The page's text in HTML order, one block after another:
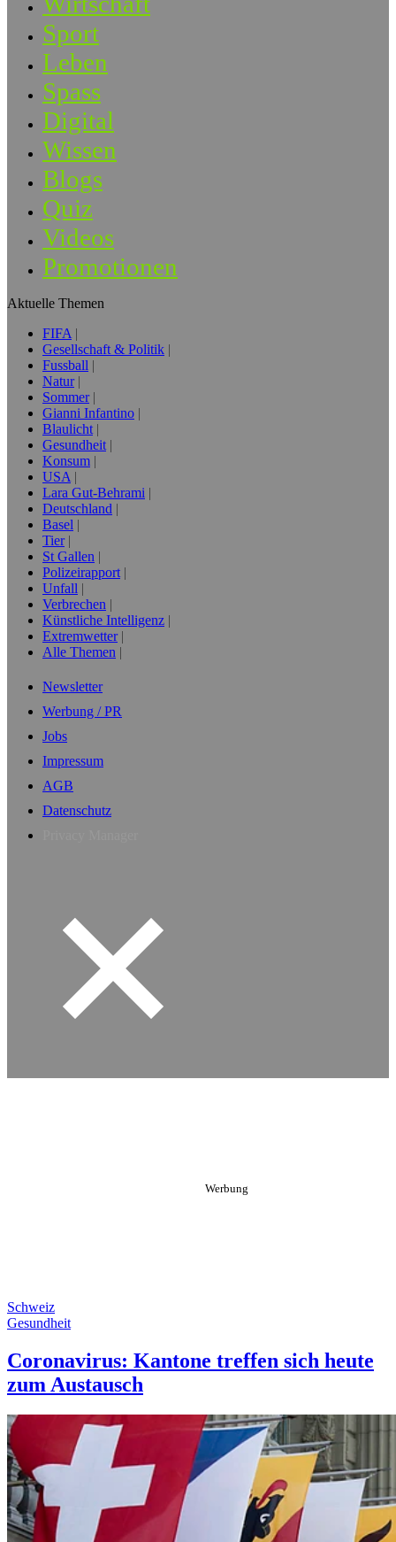
Sport
Leben
Spass
Digital
Wissen
Blogs
Quiz
Videos
Promotionen
Aktuelle Themen
FIFA
Gesellschaft & Politik
Fussball
Natur
Sommer
Gianni Infantino
Blaulicht
Gesundheit
Konsum
USA
Lara Gut-Behrami
Deutschland
Basel
Tier
St Gallen
Polizeirapport
Unfall
Verbrechen
Künstliche Intelligenz
Extremwetter
Alle Themen
Newsletter
Werbung / PR
Jobs
Impressum
AGB
Datenschutz
Schweiz
Gesundheit
Coronavirus: Kantone treffen sich heute
zum Austausch